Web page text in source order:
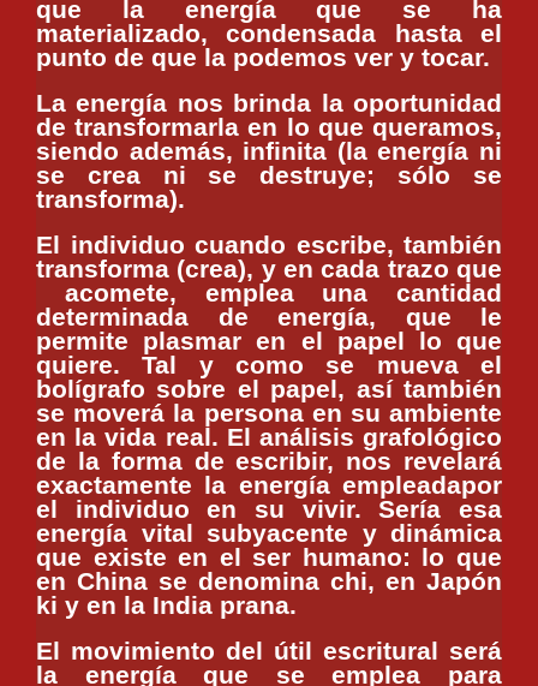
que la energía que se ha
materializado, condensada hasta el
punto de que la podemos ver y tocar.
La energía nos brinda la oportunidad
de transformarla en lo que queramos,
siendo además, infinita (la energía ni
se crea ni se destruye; sólo se
transforma).
El individuo cuando escribe, también
transforma (crea), y en cada trazo que
acomete, emplea una cantidad
determinada de energía, que le
permite plasmar en el papel lo que
quiere. Tal y como se mueva el
bolígrafo sobre el papel, así también
se moverá la persona en su ambiente
en la vida real. El análisis grafológico
de la forma de escribir, nos revelará
exactamente la energía empleadapor
el individuo en su vivir. Sería esa
energía vital subyacente y dinámica
que existe en el ser humano: lo que
en China se denomina chi, en Japón
ki y en la India prana.
El movimiento del útil escritural será
la energía que se emplea para